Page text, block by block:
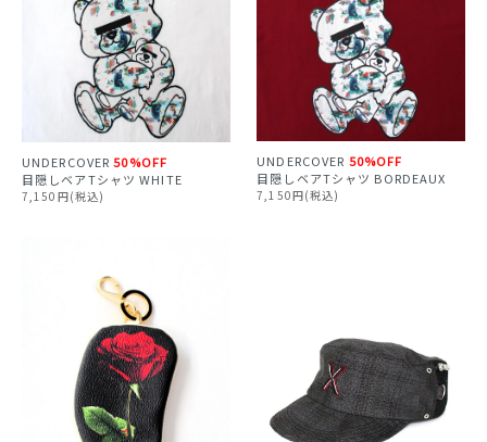
UNDERCOVER50%OFF
目隠しベアTシャツ WHITE
7,150円(税込)
UNDERCOVER 50%OFF
目隠しベアTシャツ BORDEAUX
7,150円(税込)